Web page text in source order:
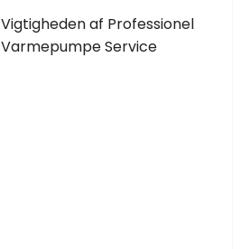
Vigtigheden af Professionel
Varmepumpe Service